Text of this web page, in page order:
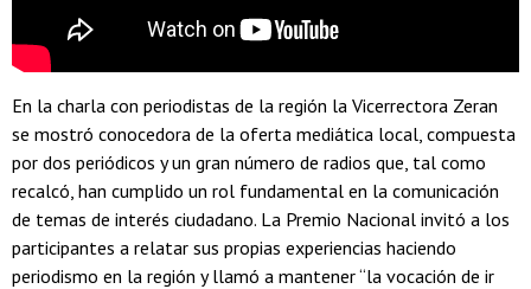
En la charla con periodistas de la región la Vicerrectora Zeran
se mostró conocedora de la oferta mediática local, compuesta
por dos periódicos y un gran número de radios que, tal como
recalcó, han cumplido un rol fundamental en la comunicación
de temas de interés ciudadano. La Premio Nacional invitó a los
participantes a relatar sus propias experiencias haciendo
periodismo en la región y llamó a mantener “la vocación de ir